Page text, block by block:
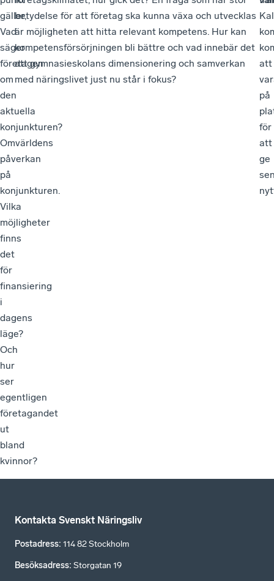
gäller,
Vad
säger
företagen
om
den
aktuella
konjunkturen?
Omvärldens
påverkan
på
konjunkturen.
Vilka
möjligheter
finns
det
för
finansiering
i
dagens
läge?
Och
hur
ser
egentligen
företagandet
ut
bland
kvinnor?
betydelse för att företag ska kunna växa och utvecklas
är möjligheten att hitta relevant kompetens. Hur kan
kompetensförsörjningen bli bättre och vad innebär det
att gymnasieskolans dimensionering och samverkan
med näringslivet just nu står i fokus?
att
på
för
att
ge
Kontakta Svenskt Näringsliv
Postadress: 114 82 Stockholm
Besöksadress: Storgatan 19